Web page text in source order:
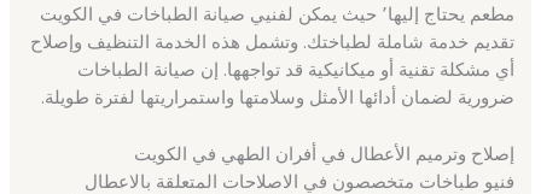
مطعم يحتاج إليها٬ حيث يمكن لفنيي صيانة الطباخات في الكويت
تقديم خدمة شاملة لطباختك. وتشمل هذه الخدمة التنظيف وإصلاح
أي مشكلة تقنية أو ميكانيكية قد تواجهها. إن صيانة الطباخات
ضرورية لضمان أدائها الأمثل وسلامتها واستمراريتها لفترة طويلة.
إصلاح وترميم الأعطال في أفران الطهي في الكويت
فنيو طباخات متخصصون في الاصلاحات المتعلقة بالاعطال